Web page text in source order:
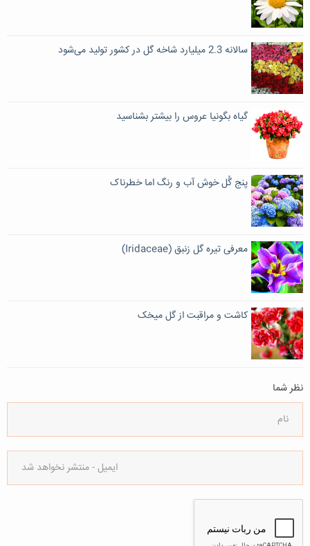
سالانه 2.3 میلیارد شاخه گل در کشور تولید می‌شود
گیاه بگونیا عروس را بیشتر بشناسید
پنج گُل خوش آب و رنگ اما خطرناک
معرفی تیره گل زنبق (Iridaceae)
کاشت و مراقبت از گل میخک
نظر شما